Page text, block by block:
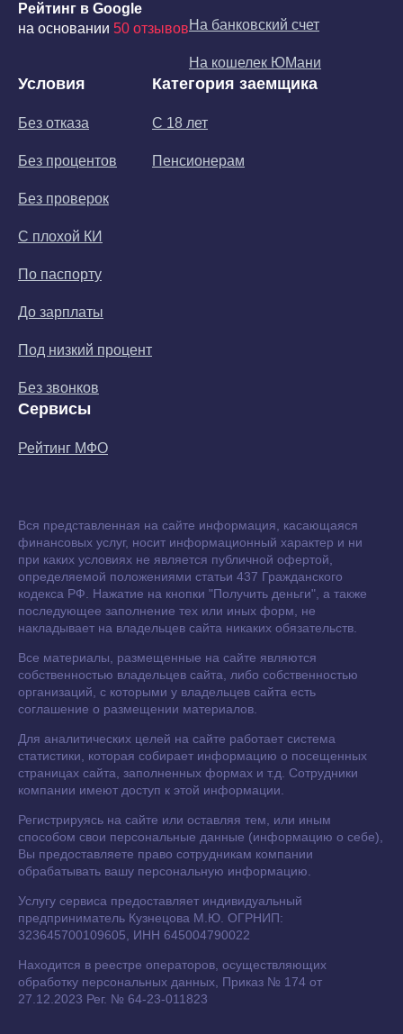
Рейтинг в Google
на основании 50 отзывовНа банковский счет
На кошелек ЮМани
Условия
Без отказа
Без процентов
Без проверок
С плохой КИ
По паспорту
До зарплаты
Под низкий процент
Без звонков
Категория заемщика
С 18 лет
Пенсионерам
Сервисы
Рейтинг МФО
Вся представленная на сайте информация, касающаяся
финансовых услуг, носит информационный характер и ни
при каких условиях не является публичной офертой,
определяемой положениями статьи 437 Гражданского
кодекса РФ. Нажатие на кнопки "Получить деньги", а также
последующее заполнение тех или иных форм, не
накладывает на владельцев сайта никаких обязательств.
Все материалы, размещенные на сайте являются
собственностью владельцев сайта, либо собственностью
организаций, с которыми у владельцев сайта есть
соглашение о размещении материалов.
Для аналитических целей на сайте работает система
статистики, которая собирает информацию о посещенных
страницах сайта, заполненных формах и т.д. Сотрудники
компании имеют доступ к этой информации.
Регистрируясь на сайте или оставляя тем, или иным
способом свои персональные данные (информацию о себе),
Вы предоставляете право сотрудникам компании
обрабатывать вашу персональную информацию.
Услугу сервиса предоставляет индивидуальный
предприниматель Кузнецова М.Ю. ОГРНИП:
323645700109605, ИНН 645004790022
Находится в реестре операторов, осуществляющих
обработку персональных данных, Приказ № 174 от
27.12.2023 Рег. № 64-23-011823